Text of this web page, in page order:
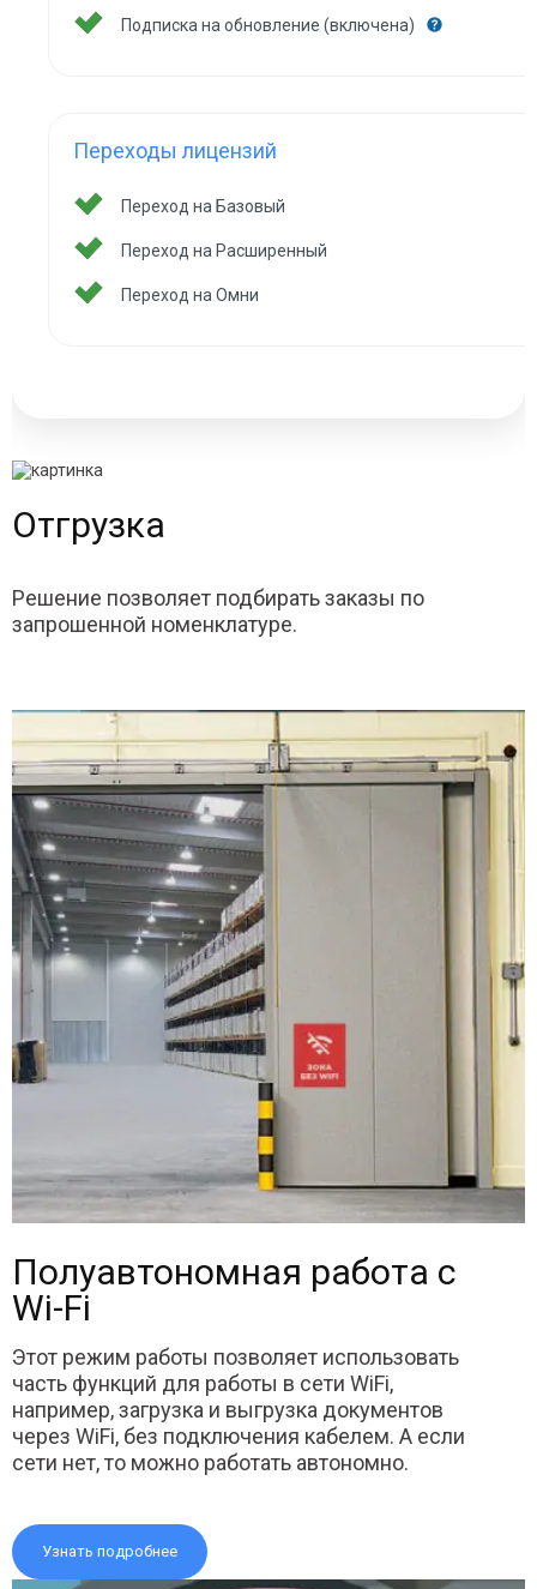
Подписка на обновление (включена)
Переходы лицензий
Переход на Базовый
Переход на Расширенный
Переход на Омни
Отгрузка
Решение позволяет подбирать заказы по
запрошенной номенклатуре.
Полуавтономная работа с
Wi-Fi
Этот режим работы позволяет использовать
часть функций для работы в сети WiFi,
например, загрузка и выгрузка документов
через WiFi, без подключения кабелем. А если
сети нет, то можно работать автономно.
Узнать подробнее